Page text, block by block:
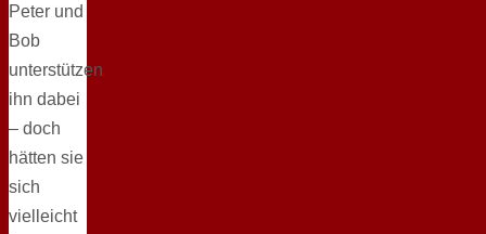
Peter und
Bob
unterstützen
ihn dabei
– doch
hätten sie
sich
vielleicht